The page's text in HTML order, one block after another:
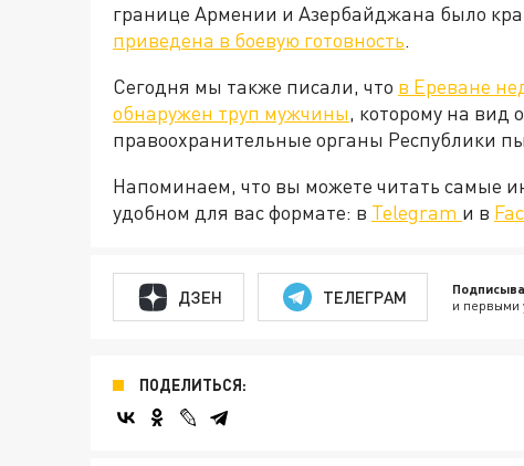
границе Армении и Азербайджана было
приведена в боевую готовность.
Сегодня мы также писали, что в Ереване
обнаружен труп мужчины, которому на вид
правоохранительные органы Республики
Напоминаем, что вы можете читать самые
удобном для вас формате: в Telegram и в
ДЗЕН ТЕЛЕГРАМ и первыми
ПОДЕЛИТЬСЯ: